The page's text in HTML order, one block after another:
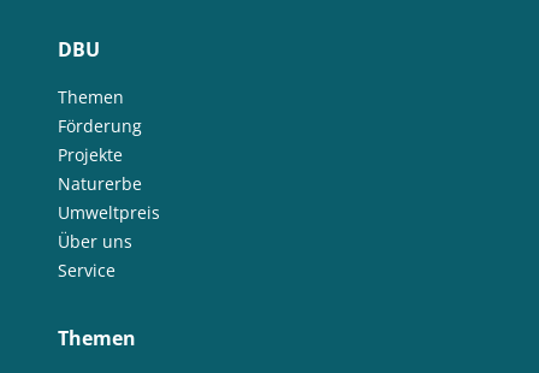
DBU
Themen
Förderung
Projekte
Naturerbe
Umweltpreis
Über uns
Service
Themen